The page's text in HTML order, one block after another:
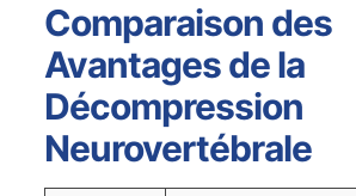
Comparaison des
Avantages de la
Décompression
Neurovertébrale